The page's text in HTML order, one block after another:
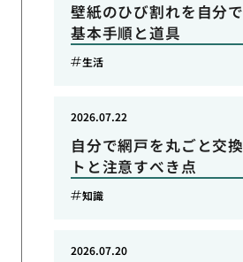
壁紙のひび割れを自分
基本手順と道具
生活
自分で網戸を丸ごと交
トと注意すべき点
2026.07.22
知識
2026.07.20